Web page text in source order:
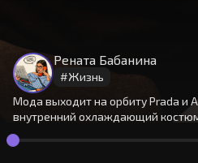
Рената Бабанина
#Жизнь
Мода выходит на орбиту Prada и Axiom Space создали
внутренний охлаждающий
космических трендах моды
тоже:)))
Продолжая использовать сайт,
вы принимаетеусловия